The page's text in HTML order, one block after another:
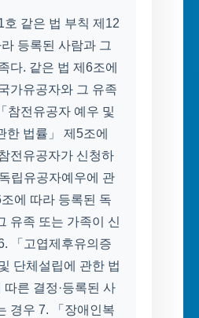
호 같은 법 부칙 제12
등록된 사람과 그
다. 같은 법 제6조에
가유공자와 그 유족
참전유공자 예우 및
한 법률」 제5조에
전유공자가 신청하
립유공자예우에 관
에 따라 등록된 독
유족 또는 가족이 신
「고엽제후유의증
단체설립에 관한 법
따른 결정·등록된 사
경우 7. 「장애인복